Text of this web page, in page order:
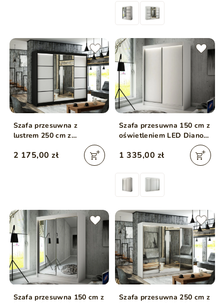
Szafa przesuwna z
lustrem 250 cm z
oświetleniem LED Portel
Biała, Czarna
2 175,00 zł
Szafa przesuwna 150 cm z
oświetleniem LED Diano
1 335,00 zł
Szafa przesuwna 150 cm z
Szafa przesuwna 250 cm z